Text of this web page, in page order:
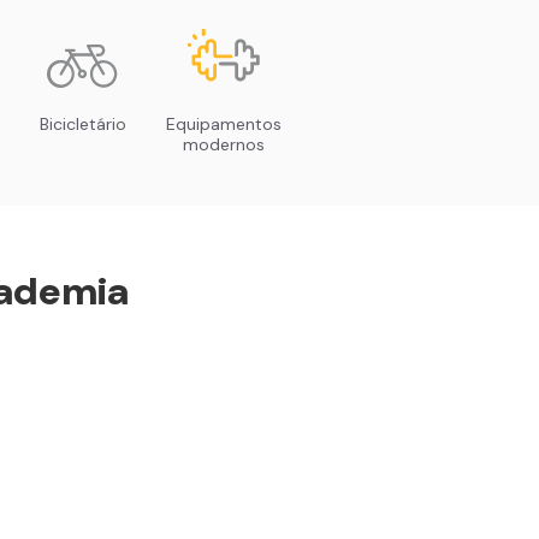
Bicicletário
Equipamentos
modernos